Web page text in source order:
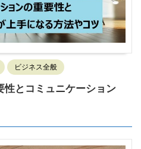
ビジネス全般
性とコミュニケーション